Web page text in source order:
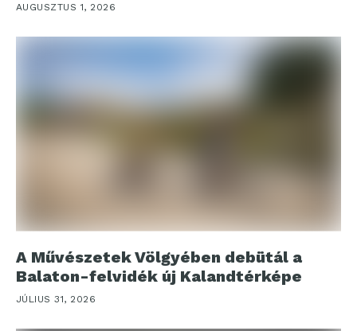
AUGUSZTUS 1, 2026
A Művészetek Völgyében debütál a
Balaton-felvidék új Kalandtérképe
JÚLIUS 31, 2026